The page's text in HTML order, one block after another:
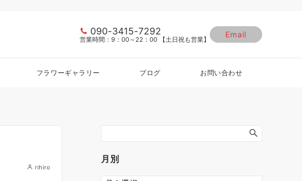
090-3415-7292
営業時間：9：00～22：00 【土日祝も営業】
Email
フラワーギャラリー ブログ お問い合わせ
rihiro
月別